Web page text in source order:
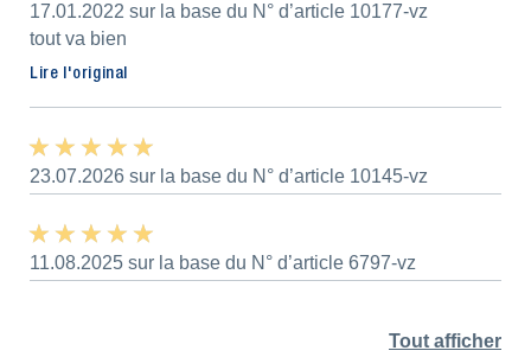
17.01.2022 sur la base du N° d’article 10177-vz
tout va bien
Lire l'original
★ ★ ★ ★ ★
★ ★ ★ ★ ★
23.07.2026 sur la base du N° d’article 10145-vz
★ ★ ★ ★ ★
★ ★ ★ ★ ★
11.08.2025 sur la base du N° d’article 6797-vz
Tout afficher